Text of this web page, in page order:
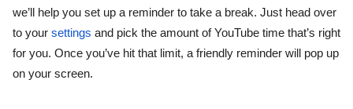
we’ll help you set up a reminder to take a break. Just head over
to your settings and pick the amount of YouTube time that’s right
for you. Once you’ve hit that limit, a friendly reminder will pop up
on your screen.